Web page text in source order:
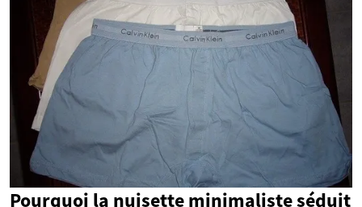
Pourquoi la nuisette minimaliste séduit